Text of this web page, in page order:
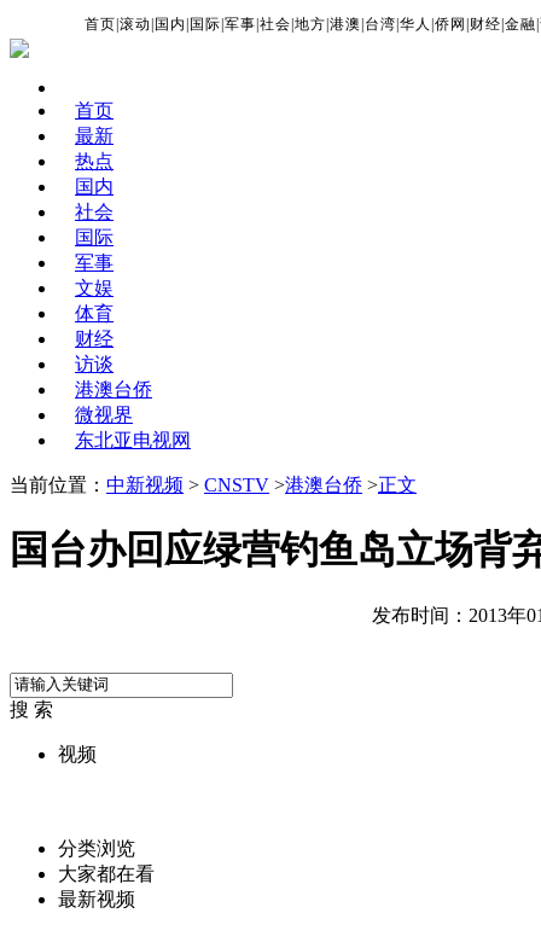
首页 |滚动 国内 国际 |军事 |社会 |地方 |港澳 台湾 |华人 |侨网 财经 |金融 |
首页
最新
热点
国内
社会
国际
军事
文娱
体育
财经
访谈
港澳台侨
微视界
东北亚电视网
当前位置： 中新视频 > CNSTV >港澳台侨 >正文
国台办回应绿营钓鱼岛立场背
发布时间：2013年
搜 索
视频
分类浏览
大家都在看
最新视频